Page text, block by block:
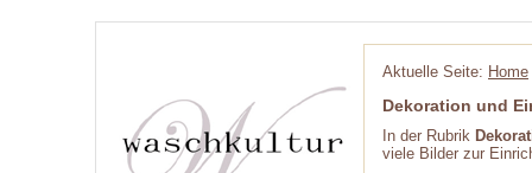
Aktuelle Seite: Home
Dekoration und
In der Rubrik
viele Bilder zur